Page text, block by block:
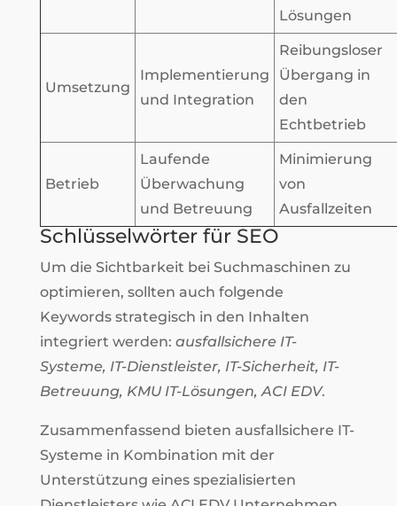
Lösungen
Umsetzung
Implementierung
und Integration
Reibungsloser
Übergang in
den
Echtbetrieb
Betrieb
Laufende
Überwachung
und Betreuung
Minimierung
von
Ausfallzeiten
Schlüsselwörter für SEO
Um die Sichtbarkeit bei Suchmaschinen zu
optimieren, sollten auch folgende
Keywords strategisch in den Inhalten
integriert werden: ausfallsichere IT-
Systeme, IT-Dienstleister, IT-Sicherheit, IT-
Betreuung, KMU IT-Lösungen, ACI EDV.
Zusammenfassend bieten ausfallsichere IT-
Systeme in Kombination mit der
Unterstützung eines spezialisierten